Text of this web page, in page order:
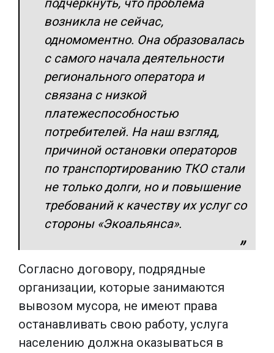
подчеркнуть, что проблема
возникла не сейчас,
одномоментно. Она образовалась
с самого начала деятельности
регионального оператора и
связана с низкой
платежеспособностью
потребителей. На наш взгляд,
причиной остановки операторов
по транспортированию ТКО стали
не только долги, но и повышение
требований к качеству их услуг со
стороны «Экоальянса».
Согласно договору, подрядные
организации, которые занимаются
вывозом мусора, не имеют права
останавливать свою работу, услуга
населению должна оказываться в